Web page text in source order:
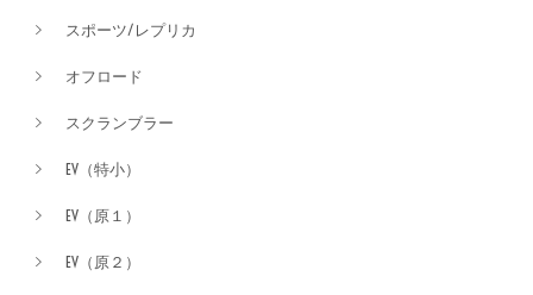
スポーツ/レプリカ
オフロード
スクランブラー
EV（特小）
EV（原１）
EV（原２）